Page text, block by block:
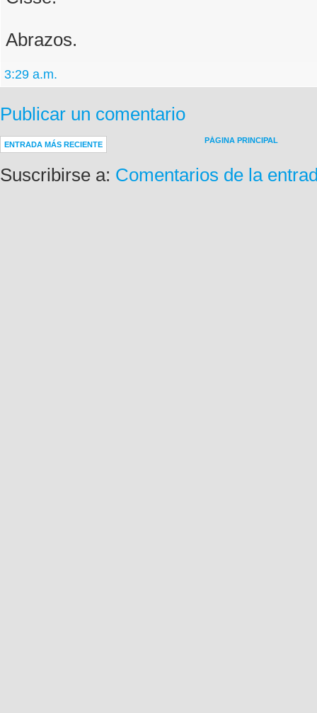
Abrazos.
3:29 a.m.
Publicar un comentario
ENTRADA MÁS RECIENTE PÁGINA PRINCIPAL
Suscribirse a: Comentarios de la